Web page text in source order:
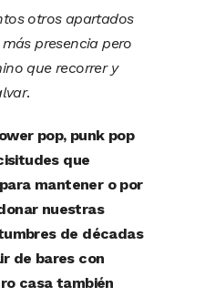
otros apartados
presencia pero
que recorrer y
.
pop, punk pop
que
mantener o por
nuestras
de décadas
de bares con
casa también